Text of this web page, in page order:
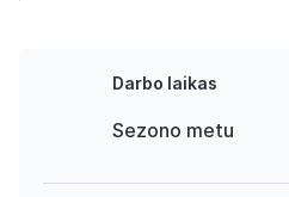
Darbo laikas
Sezono metu